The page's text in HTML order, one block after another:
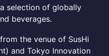
selection of globally
beverages.
the venue of SusHi
and Tokyo Innovation